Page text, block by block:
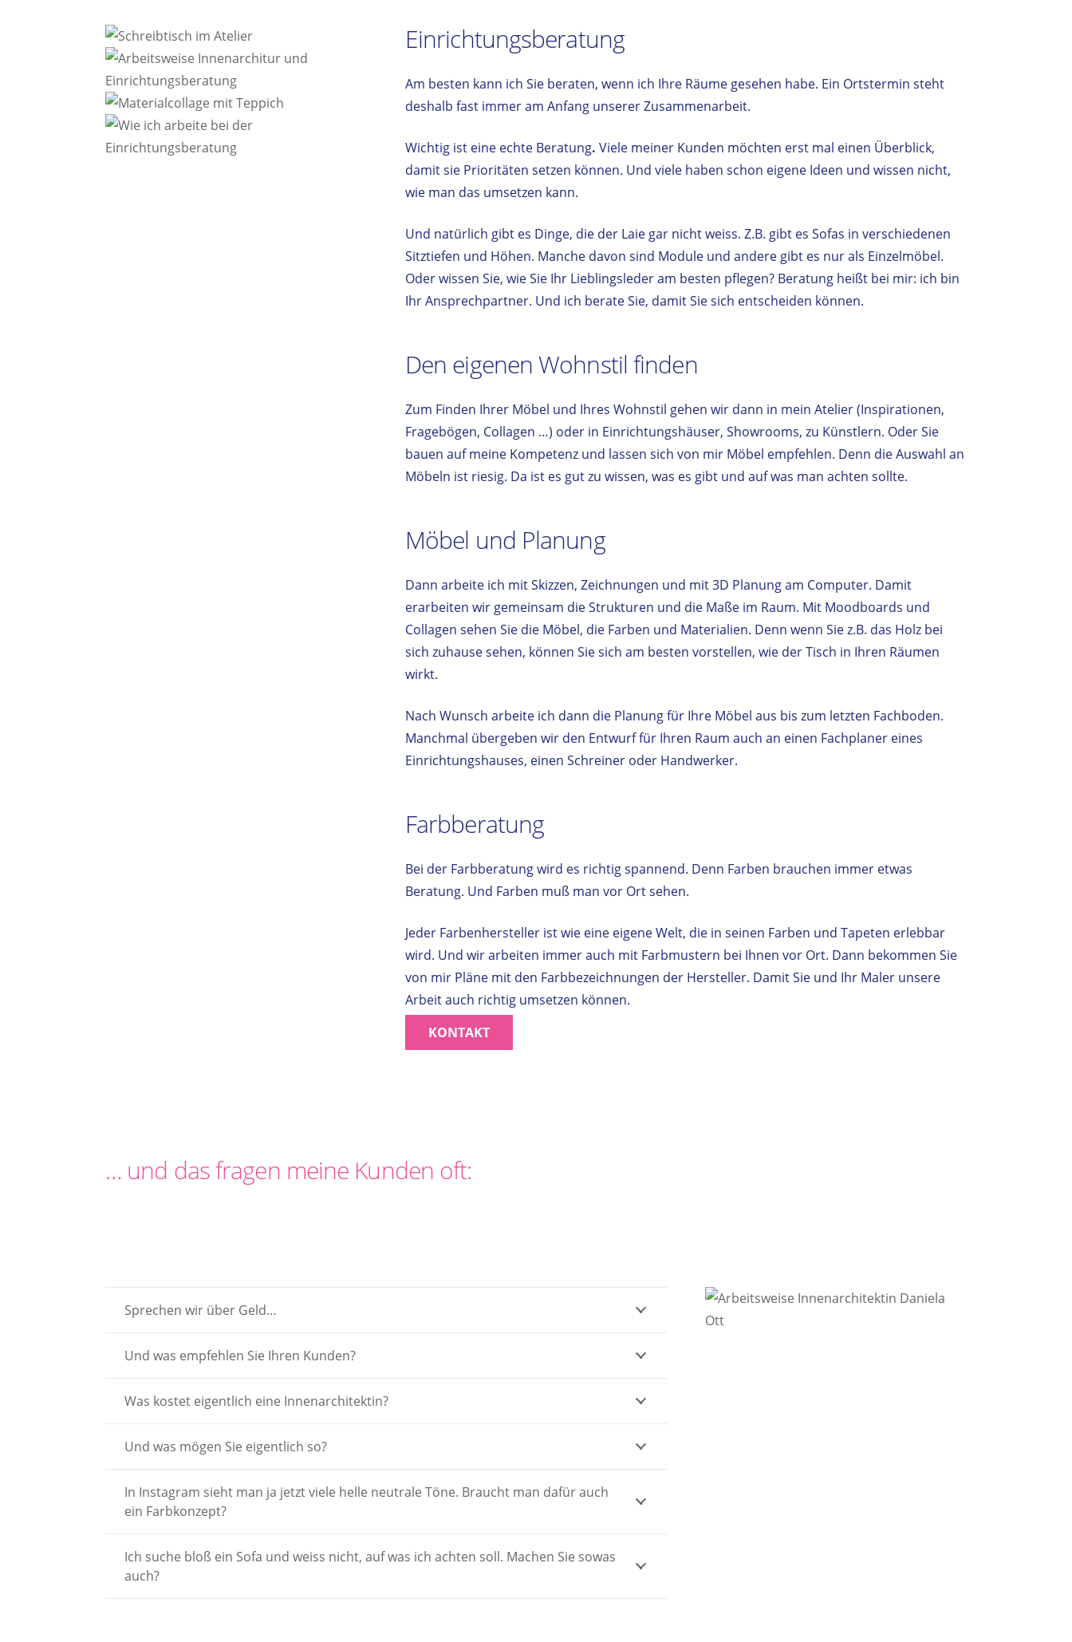
Einrichtungsberatung
Am besten kann ich Sie beraten, wenn ich Ihre Räume gesehen habe. Ein Ortstermin steht
deshalb fast immer am Anfang unserer Zusammenarbeit.
Wichtig ist eine echte Beratung. Viele meiner Kunden möchten erst mal einen Überblick,
damit sie Prioritäten setzen können. Und viele haben schon eigene Ideen und wissen nicht,
wie man das umsetzen kann.
Und natürlich gibt es Dinge, die der Laie gar nicht weiss. Z.B. gibt es Sofas in verschiedenen
Sitztiefen und Höhen. Manche davon sind Module und andere gibt es nur als Einzelmöbel.
Oder wissen Sie, wie Sie Ihr Lieblingsleder am besten pflegen? Beratung heißt bei mir: ich bin
Ihr Ansprechpartner. Und ich berate Sie, damit Sie sich entscheiden können.
Den eigenen Wohnstil finden
Zum Finden Ihrer Möbel und Ihres Wohnstil gehen wir dann in mein Atelier (Inspirationen,
Fragebögen, Collagen …) oder in Einrichtungshäuser, Showrooms, zu Künstlern. Oder Sie
bauen auf meine Kompetenz und lassen sich von mir Möbel empfehlen. Denn die Auswahl an
Möbeln ist riesig. Da ist es gut zu wissen, was es gibt und auf was man achten sollte.
Möbel und Planung
Dann arbeite ich mit Skizzen, Zeichnungen und mit 3D Planung am Computer. Damit
erarbeiten wir gemeinsam die Strukturen und die Maße im Raum. Mit Moodboards und
Collagen sehen Sie die Möbel, die Farben und Materialien. Denn wenn Sie z.B. das Holz bei
sich zuhause sehen, können Sie sich am besten vorstellen, wie der Tisch in Ihren Räumen
wirkt.
Nach Wunsch arbeite ich dann die Planung für Ihre Möbel aus bis zum letzten Fachboden.
Manchmal übergeben wir den Entwurf für Ihren Raum auch an einen Fachplaner eines
Einrichtungshauses, einen Schreiner oder Handwerker.
Farbberatung
Bei der Farbberatung wird es richtig spannend. Denn Farben brauchen immer etwas
Beratung. Und Farben muß man vor Ort sehen.
Jeder Farbenhersteller ist wie eine eigene Welt, die in seinen Farben und Tapeten erlebbar
wird. Und wir arbeiten immer auch mit Farbmustern bei Ihnen vor Ort. Dann bekommen Sie
von mir Pläne mit den Farbbezeichnungen der Hersteller. Damit Sie und Ihr Maler unsere
Arbeit auch richtig umsetzen können.
KONTAKT
… und das fragen meine Kunden oft:
Sprechen wir über Geld…
Und was empfehlen Sie Ihren Kunden?
Was kostet eigentlich eine Innenarchitektin?
Und was mögen Sie eigentlich so?
In Instagram sieht man ja jetzt viele helle neutrale Töne. Braucht man dafür auch
ein Farbkonzept?
Ich suche bloß ein Sofa und weiss nicht, auf was ich achten soll. Machen Sie sowas
auch?